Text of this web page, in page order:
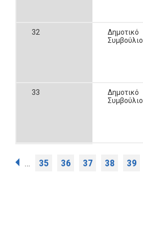
32
Δημοτικό
Συμβούλιο
33
Δημοτικό
Συμβούλιο
Σελίδες
… 35 36 37 38 39